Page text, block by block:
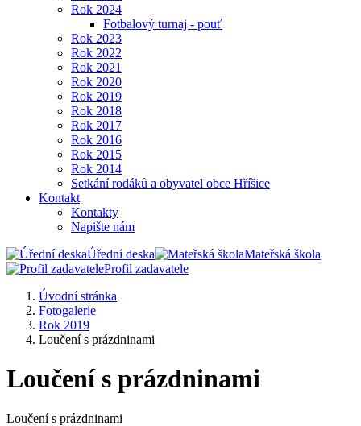
Rok 2024
Fotbalový turnaj - pouť
Rok 2023
Rok 2022
Rok 2021
Rok 2020
Rok 2019
Rok 2018
Rok 2017
Rok 2016
Rok 2015
Rok 2014
Setkání rodáků a obyvatel obce Hříšice
Kontakt
Kontakty
Napište nám
Úřední deska
Mateřská škola
Profil zadavatele
Úvodní stránka
Fotogalerie
Rok 2019
Loučení s prázdninami
Loučení s prázdninami
Loučení s prázdninami